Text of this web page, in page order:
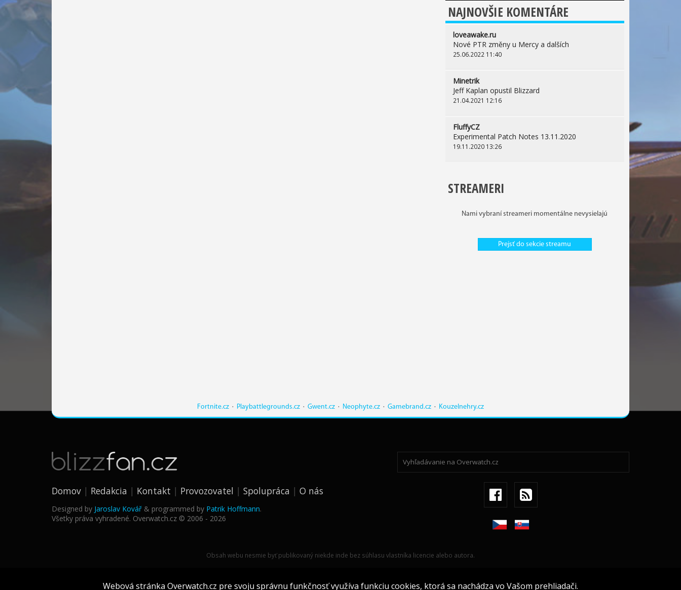
NAJNOVŠIE KOMENTÁRE
loveawake.ru
Nové PTR změny u Mercy a dalších
25.06.2022 11:40
Minetrik
Jeff Kaplan opustil Blizzard
21.04.2021 12:16
FluffyCZ
Experimental Patch Notes 13.11.2020
19.11.2020 13:26
STREAMERI
Nami vybraní streameri momentálne nevysielajú
Prejsť do sekcie streamu
Fortnite.cz · Playbattlegrounds.cz · Gwent.cz · Neophyte.cz · Gamebrand.cz · Kouzelnehry.cz
Domov Redakcia Kontakt Provozovatel Spolupráca O nás
Designed by Jaroslav Kovář & programmed by Patrik Hoffmann.
Všetky práva vyhradené. Overwatch.cz © 2006 - 2026
Obsah webu nesmie byť publikovaný niekde inde bez súhlasu vlastníka licencie alebo autora.
Webová stránka Overwatch.cz pre svoju správnu funkčnosť využíva funkciu cookies, ktorá sa nachádza vo Vašom prehliadači.